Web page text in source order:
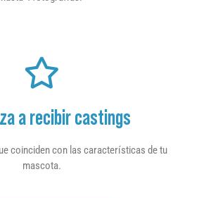
a recibir castings
coinciden con las características de tu
mascota.